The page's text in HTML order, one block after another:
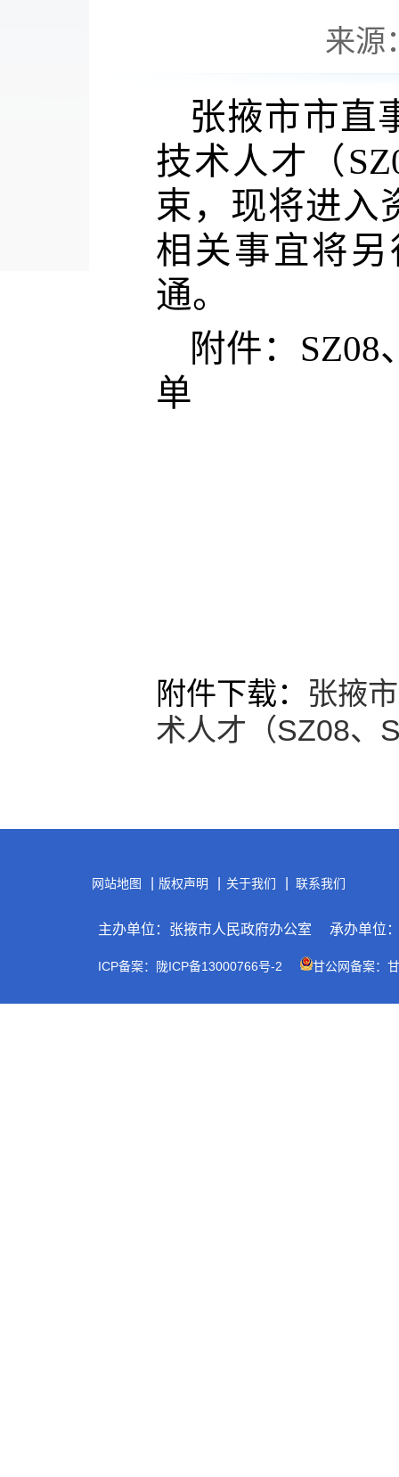
来源
张掖市市直
技术人才 （
束，现将进入
相关事宜将
通。
附件： SZ08
单
附件下载： 张掖
术人才（SZ08、
网站地图 版权声明 关于我们 联系我们
主办单位：张掖市人民政府办公室 承办单位
ICP备案：陇ICP备13000766号-2 甘公网备案：